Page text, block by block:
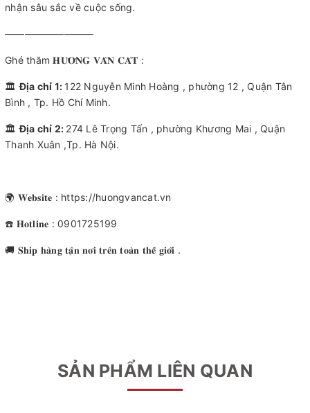
nhận sâu sắc về cuộc sống.
—————————
Ghé thăm 𝐇𝐔̛𝐎̛𝐍𝐆 𝐕𝐀̂𝐍 𝐂𝐀́𝐓 :
🏛Địa chỉ 1: 122 Nguyễn Minh Hoàng , phường 12 , Quận Tân
Bình , Tp. Hồ Chí Minh.
🏛Địa chỉ 2: 274 Lê Trọng Tấn , phường Khương Mai , Quận
Thanh Xuân ,Tp. Hà Nội.
🌍 𝐖𝐞𝐛𝐬𝐢𝐭𝐞 : https://huongvancat.vn
☎️ 𝐇𝐨𝐭𝐥𝐢𝐧𝐞 : 0901725199
🚚 𝐒𝐡𝐢𝐩 𝐡𝐚̀𝐧𝐠 𝐭𝐚̣̂𝐧 𝐧𝐨̛𝐢 𝐭𝐫𝐞̂𝐧 𝐭𝐨𝐚̀𝐧 𝐭𝐡𝐞̂́ 𝐠𝐢𝐨̛́𝐢 .
SẢN PHẨM LIÊN QUAN